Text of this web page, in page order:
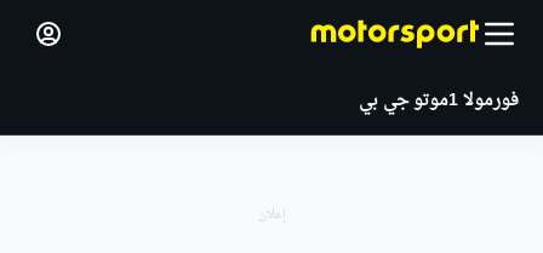
فورمولا 1 موتو جي بي